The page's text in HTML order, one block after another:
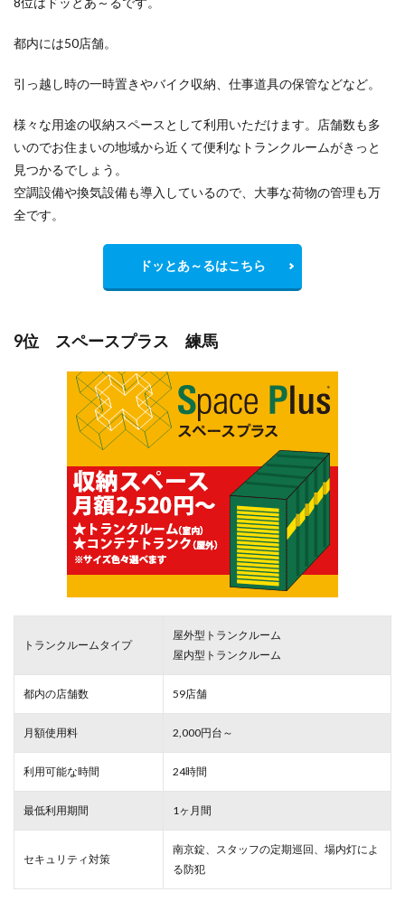
都内には50店舗。
引っ越し時の一時置きやバイク収納、仕事道具の保管などなど。
様々な用途の収納スペースとして利用いただけます。店舗数も多
いのでお住まいの地域から近くて便利なトランクルームがきっと
見つかるでしょう。
空調設備や換気設備も導入しているので、大事な荷物の管理も万
全です。
ドッとあ～るはこちら
9位 スペースプラス 練馬
トランクルームタイプ
屋外型トランクルーム
屋内型トランクルーム
都内の店舗数 59店舗
月額使用料 2,000円台～
利用可能な時間 24時間
最低利用期間 1ヶ月間
セキュリティ対策
南京錠、スタッフの定期巡回、場内灯によ
る防犯